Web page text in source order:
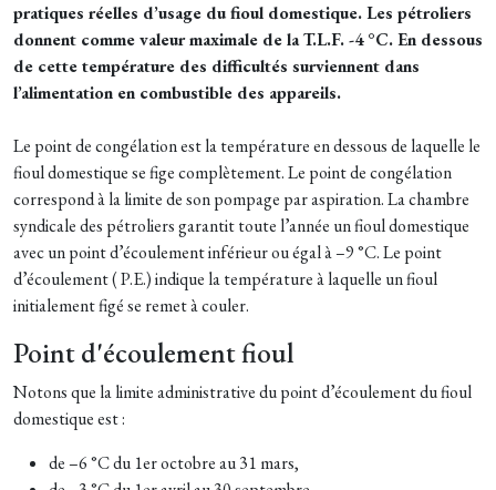
pratiques réelles d’usage du fioul domestique. Les pétroliers
donnent comme valeur maximale de la T.L.F. -4 °C. En dessous
de cette température des difficultés surviennent dans
l’alimentation en combustible des appareils.
Le point de congélation est la température en dessous de laquelle le
fioul domestique se fige complètement. Le point de congélation
correspond à la limite de son pompage par aspiration. La chambre
syndicale des pétroliers garantit toute l’année un fioul domestique
avec un point d’écoulement inférieur ou égal à –9 °C. Le point
d’écoulement ( P.E.) indique la température à laquelle un fioul
initialement figé se remet à couler.
Point d'écoulement fioul
Notons que la limite administrative du point d’écoulement du fioul
domestique est :
de –6 °C du 1er octobre au 31 mars,